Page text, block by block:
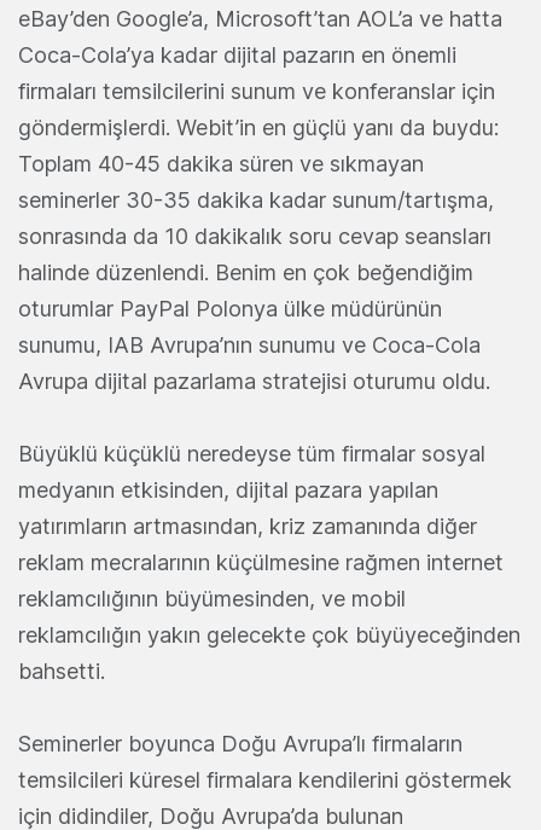
eBay’den Google’a, Microsoft’tan AOL’a ve hatta
Coca-Cola’ya kadar dijital pazarın en önemli
firmaları temsilcilerini sunum ve konferanslar için
göndermişlerdi. Webit’in en güçlü yanı da buydu:
Toplam 40-45 dakika süren ve sıkmayan
seminerler 30-35 dakika kadar sunum/tartışma,
sonrasında da 10 dakikalık soru cevap seansları
halinde düzenlendi. Benim en çok beğendiğim
oturumlar PayPal Polonya ülke müdürünün
sunumu, IAB Avrupa’nın sunumu ve Coca-Cola
Avrupa dijital pazarlama stratejisi oturumu oldu.
Büyüklü küçüklü neredeyse tüm firmalar sosyal
medyanın etkisinden, dijital pazara yapılan
yatırımların artmasından, kriz zamanında diğer
reklam mecralarının küçülmesine rağmen internet
reklamcılığının büyümesinden, ve mobil
reklamcılığın yakın gelecekte çok büyüyeceğinden
bahsetti.
Seminerler boyunca Doğu Avrupa’lı firmaların
temsilcileri küresel firmalara kendilerini göstermek
için didindiler, Doğu Avrupa’da bulunan